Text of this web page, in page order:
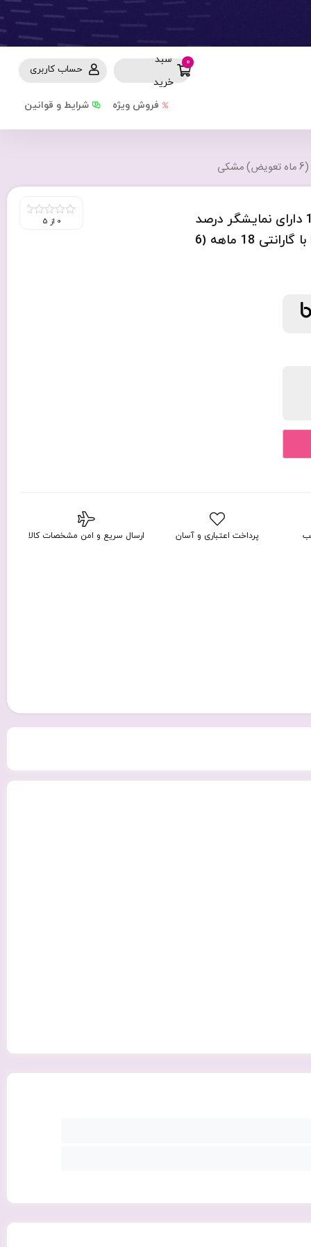
حساب کاربری
سبد
خرید
0
شرایط و قوانین فروش ویژه
پاوربانک بودی PD و فست 10000mAh 20W دارای نمایشگر درصد
شارژ با 3 پورت و کابل متصل مدل PB086B با گارانتی 18 ماهه (6
0 از 5
پرداخت اعتباری و آسان ارسال سریع و امن مشخصات کالا